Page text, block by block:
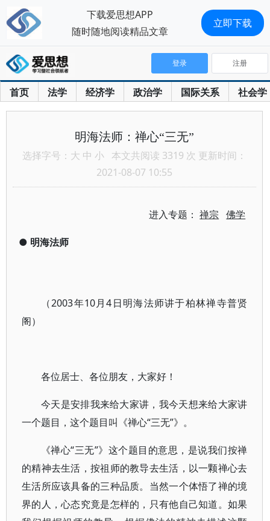
首页 法学 经济学 政治学 国际关系 社会学
登录 注册
明海法师：禅心“三无”
选择字号： 大 中 小 本文共阅读 3319 次 更新时间：
2021-08-07 10:55
进入专题：禅宗 佛学
● 明海法师
（2003年10月4日明海法师讲于柏林禅寺普贤
阁）
各位居士、各位朋友，大家好！
今天是安排我来给大家讲，我今天想来给大家讲
一个题目，这个题目叫《禅心“三无”》。
《禅心“三无”》这个题目的意思，是说我们按禅
的精神去生活，按祖师的教导去生活，以一颗禅心去
生活所应该具备的三种品质。当然一个体悟了禅的境
界的人，心态究竟是怎样的，只有他自己知道。如果
下载爱思想APP
随时随地阅读精品文章
立即下载